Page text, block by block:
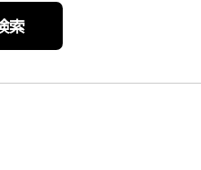
索